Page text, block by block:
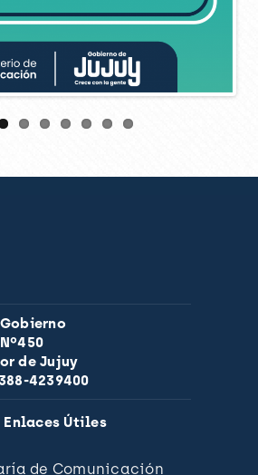
de Jujuy
4239400
Enlaces Útiles
de Comunicación